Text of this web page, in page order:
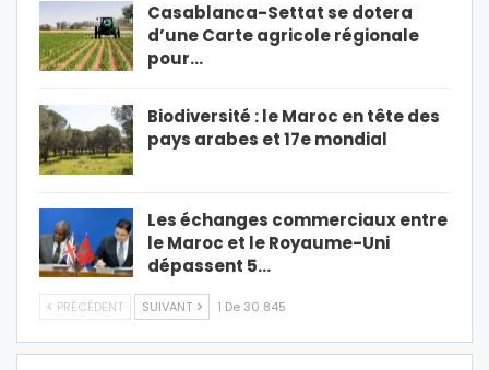
Casablanca-Settat se dotera
d’une Carte agricole régionale
pour…
Biodiversité : le Maroc en tête des
pays arabes et 17e mondial
Les échanges commerciaux entre
le Maroc et le Royaume-Uni
dépassent 5…
PRÉCÉDENT SUIVANT 1 De 30 845